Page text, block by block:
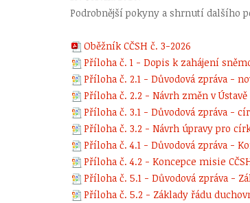
Podrobnější pokyny a shrnutí dalšího
Oběžník CČSH č. 3-2026
Příloha č. 1 - Dopis k zahájení
Příloha č. 2.1 - Důvodová zpráva -
Příloha č. 2.2 - Návrh změn v Ústavě
Příloha č. 3.1 - Důvodová zpráva -
Příloha č. 3.2 - Návrh úpravy pro
Příloha č. 4.1 - Důvodová zpráva -
Příloha č. 4.2 - Koncepce misie
Příloha č. 5.1 - Důvodová zpráva -
Příloha č. 5.2 - Základy řádu